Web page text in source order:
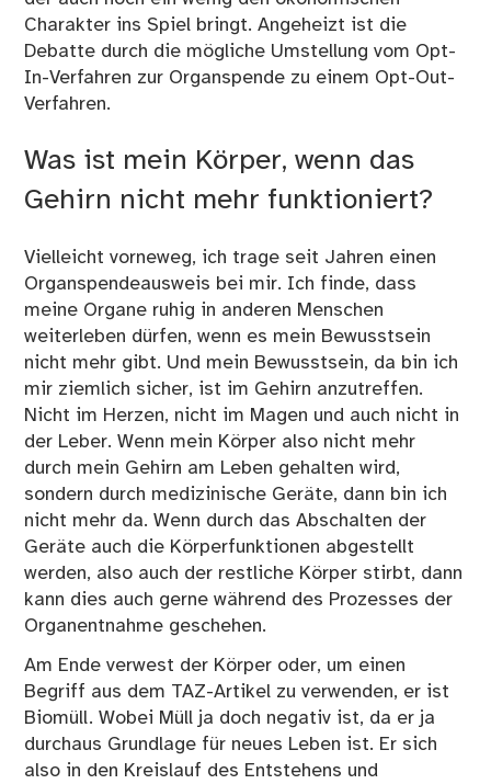
Charakter ins Spiel bringt. Angeheizt ist die
Debatte durch die mögliche Umstellung vom Opt-
In-Verfahren zur Organspende zu einem Opt-Out-
Verfahren.
Was ist mein Körper, wenn das
Gehirn nicht mehr funktioniert?
Vielleicht vorneweg, ich trage seit Jahren einen
Organspendeausweis bei mir. Ich finde, dass
meine Organe ruhig in anderen Menschen
weiterleben dürfen, wenn es mein Bewusstsein
nicht mehr gibt. Und mein Bewusstsein, da bin ich
mir ziemlich sicher, ist im Gehirn anzutreffen.
Nicht im Herzen, nicht im Magen und auch nicht in
der Leber. Wenn mein Körper also nicht mehr
durch mein Gehirn am Leben gehalten wird,
sondern durch medizinische Geräte, dann bin ich
nicht mehr da. Wenn durch das Abschalten der
Geräte auch die Körperfunktionen abgestellt
werden, also auch der restliche Körper stirbt, dann
kann dies auch gerne während des Prozesses der
Organentnahme geschehen.
Am Ende verwest der Körper oder, um einen
Begriff aus dem TAZ-Artikel zu verwenden, er ist
Biomüll. Wobei Müll ja doch negativ ist, da er ja
durchaus Grundlage für neues Leben ist. Er sich
also in den Kreislauf des Entstehens und